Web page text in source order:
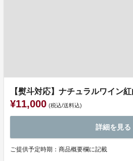
【熨斗対応】ナチュラルワイン
¥11,000 (税込/送料込)
詳細を見る
ご提供予定時期：商品概要欄に記載